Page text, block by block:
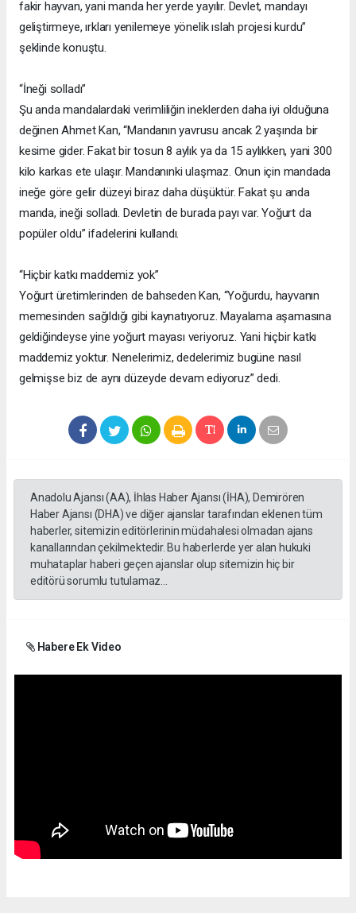
fakir hayvan, yani manda her yerde yayılır. Devlet, mandayı
geliştirmeye, ırkları yenilemeye yönelik ıslah projesi kurdu”
şeklinde konuştu.
“İneği solladı”
Şu anda mandalardaki verimliliğin ineklerden daha iyi olduğuna
değinen Ahmet Kan, “Mandanın yavrusu ancak 2 yaşında bir
kesime gider. Fakat bir tosun 8 aylık ya da 15 aylıkken, yani 300
kilo karkas ete ulaşır. Mandanınki ulaşmaz. Onun için mandada
ineğe göre gelir düzeyi biraz daha düşüktür. Fakat şu anda
manda, ineği solladı. Devletin de burada payı var. Yoğurt da
popüler oldu” ifadelerini kullandı.
“Hiçbir katkı maddemiz yok”
Yoğurt üretimlerinden de bahseden Kan, “Yoğurdu, hayvanın
memesinden sağıldığı gibi kaynatıyoruz. Mayalama aşamasına
geldiğindeyse yine yoğurt mayası veriyoruz. Yani hiçbir katkı
maddemiz yoktur. Nenelerimiz, dedelerimiz bugüne nasıl
gelmişse biz de aynı düzeyde devam ediyoruz” dedi.
Anadolu Ajansı (AA), İhlas Haber Ajansı (İHA), Demirören
Haber Ajansı (DHA) ve diğer ajanslar tarafından eklenen tüm
haberler, sitemizin editörlerinin müdahalesi olmadan ajans
kanallarından çekilmektedir. Bu haberlerde yer alan hukuki
muhataplar haberi geçen ajanslar olup sitemizin hiç bir
editörü sorumlu tutulamaz...
Habere Ek Video